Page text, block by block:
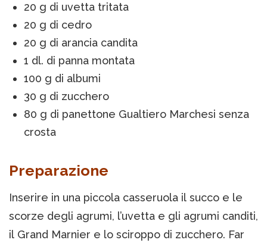
20 g di uvetta tritata
20 g di cedro
20 g di arancia candita
1 dl. di panna montata
100 g di albumi
30 g di zucchero
80 g di panettone Gualtiero Marchesi senza
crosta
Preparazione
Inserire in una piccola casseruola il succo e le
scorze degli agrumi, l’uvetta e gli agrumi canditi,
il Grand Marnier e lo sciroppo di zucchero. Far